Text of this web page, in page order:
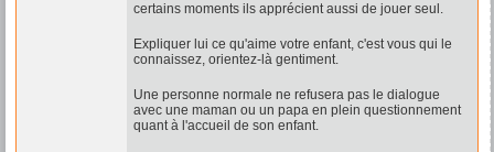
certains moments ils apprécient aussi de jouer seul.
Expliquer lui ce qu'aime votre enfant, c'est vous qui le
connaissez, orientez-là gentiment.
Une personne normale ne refusera pas le dialogue
avec une maman ou un papa en plein questionnement
quant à l'accueil de son enfant.